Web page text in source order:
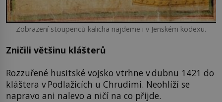
Zobrazení stoupenců kalicha najdeme i v Jenském kodexu.
Zničili většinu klášterů
Rozzuřené husitské vojsko vtrhne v dubnu 1421 do
kláštera v Podlažicích u Chrudimi. Neohlíží se
napravo ani nalevo a ničí na co přijde.